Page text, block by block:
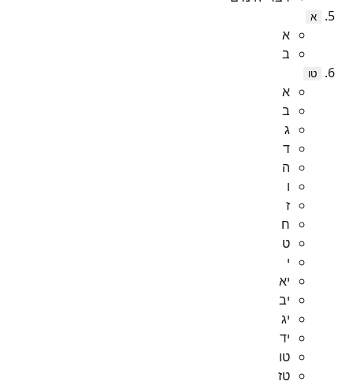
א
א
ב
טו
א
ב
ג
ד
ה
ו
ז
ח
ט
י
יא
יב
יג
יד
טו
טז